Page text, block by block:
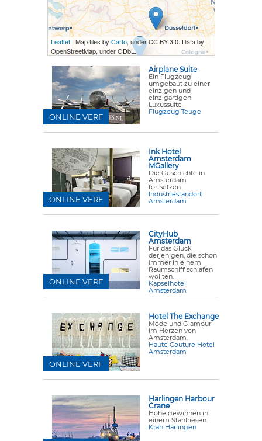
Leaflet| Map tiles byCarto, under CC BY 3.0. Data by
OpenStreetMap, under ODbL.
Airplane Suite
Ein Flugzeug
umgebaut zu einer
einzigen und
einzigartigen
Luxussuite
Flugzeug Teuge
ONLINE VERF
Ink Hotel
Amsterdam
MGallery
Die Geschichte in
Amsterdam
fortsetzen.
Industriestandort
Amsterdam
ONLINE VERF
CityHub
Amsterdam
Für das Glück
derjenigen, die schon
immer in einem
Raumschiff schlafen
wollten.
Kapselhotel
Amsterdam
ONLINE VERF
Hotel The Exchange
Mode und Glamour
im Herzen von
Amsterdam.
Haute Couture Hotel
Amsterdam
ONLINE VERF
Harlingen Harbour
Crane
Höhe gewinnen in
einem Stahlriesen.
Kran Harlingen